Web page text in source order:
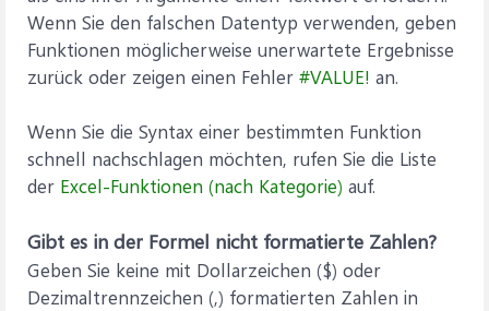
Wenn Sie den falschen Datentyp verwenden, geben
Funktionen möglicherweise unerwartete Ergebnisse
zurück oder zeigen einen Fehler #VALUE! an.
Wenn Sie die Syntax einer bestimmten Funktion
schnell nachschlagen möchten, rufen Sie die Liste
der Excel-Funktionen (nach Kategorie) auf.
Gibt es in der Formel nicht formatierte Zahlen?
Geben Sie keine mit Dollarzeichen ($) oder
Dezimaltrennzeichen (,) formatierten Zahlen in